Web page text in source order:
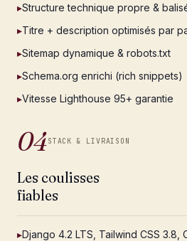
▸Structure technique propre &
▸Titre + description optimisés par
▸Sitemap dynamique & robots.txt
▸Schema.org enrichi (rich snippets)
▸Vitesse Lighthouse 95+ garantie
04STACK & LIVRAISON
Les coulisses
fiables
▸Django 4.2 LTS, Tailwind CSS 3.8,